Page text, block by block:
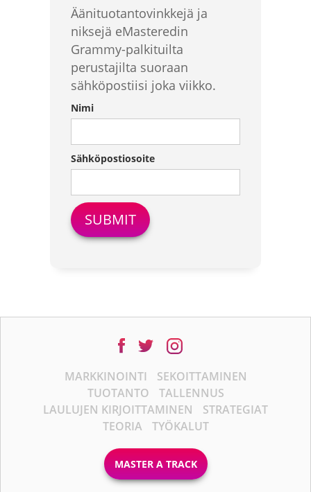
Äänituotantovinkkejä ja
niksejä eMasteredin
Grammy-palkituilta
perustajilta suoraan
sähköpostiisi joka viikko.
Nimi
Sähköpostiosoite
MARKKINOINTI
SEKOITTAMINEN
TUOTANTO
TALLENNUS
LAULUJEN KIRJOITTAMINEN
STRATEGIAT
TEORIA
TYÖKALUT
MASTER A TRACK